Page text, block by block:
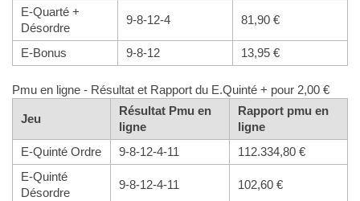
E-Quarté +
Désordre
9-8-12-4 81,90 €
E-Bonus 9-8-12 13,95 €
Pmu en ligne - Résultat et Rapport du E.Quinté + pour 2,00 €
Jeu
Résultat Pmu en
ligne
Rapport pmu en
ligne
E-Quinté Ordre
9-8-12-4-11
112.334,80 €
E-Quinté
Désordre
9-8-12-4-11 102,60 €